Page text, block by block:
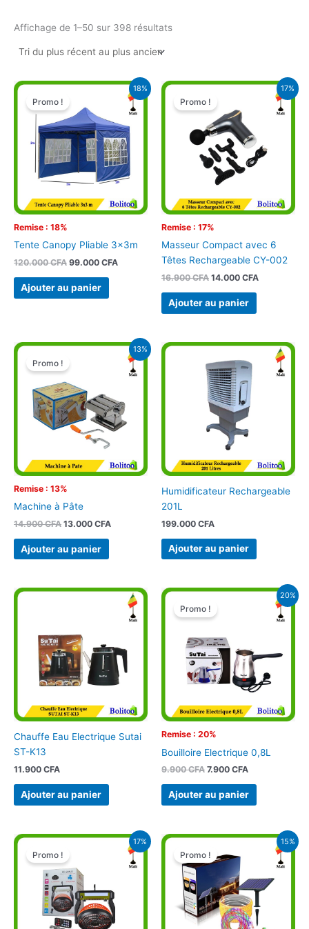
Affichage de 1–50 sur 398 résultats
18%
Remise : 18%
Promo !
Tente Canopy Pliable 3x3m
120.000CFA
Le
initial
était :
120.000 CFA.
99.000 CFA
Le
prix
actuel
est :
99.000 CFA.
Ajouter au panier
17%
Remise : 17%
Promo !
Masseur Compact avec 6
Têtes Rechargeable CY-002
16.900CFA
Le
initial
était :
16.900 CFA.
14.000 CFA
Le
actuel
Ajouter au panier
13%
Remise : 13%
Promo !
Machine à Pâte
14.900CFA
Le
initial
était :
14.900 CFA.
13.000 CFA
Le
actuel
Ajouter au panier
Humidificateur Rechargeable
201L
199.000 CFA
Ajouter au panier
Chauffe Eau Electrique Sutai
ST-K13
11.900 CFA
Ajouter au panier
20%
Remise : 20%
Promo !
Bouilloire Electrique 0,8L
9.900CFA
Le
prix
initial
9.900 CFA.
7.900 CFA
Le
Ajouter au panier
17%
Promo !
Le
initial
était :
16.900 CFA.
Le
actuel
15%
Promo !
Le
initial
19.900 CFA.
Le
actuel
17.000 CFA.